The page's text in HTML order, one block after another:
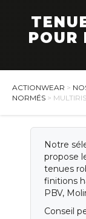
POUR
ACTIONWEAR >
NORMÉS >
Notre
propose
tenues
finitions
PBV,
Conseil